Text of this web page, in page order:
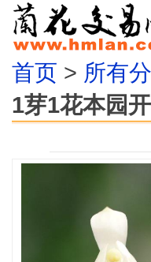
首页 > 所有
1芽1花本园